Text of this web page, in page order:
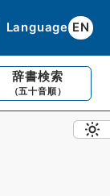
Language EN
辞書検索
（五十音順）